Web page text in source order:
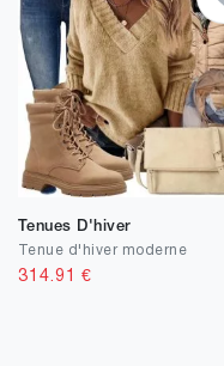
Tenues D'hiver
Tenue d'hiver moderne
314.91 €